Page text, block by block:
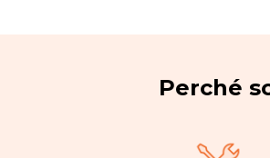
Perché